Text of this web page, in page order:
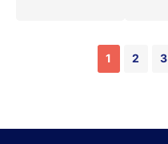
1 2 3